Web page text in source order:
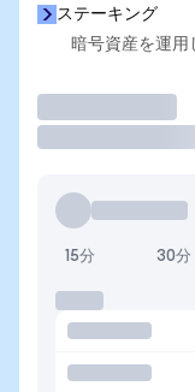
ステーキング
暗号資産を運用
15分 30分